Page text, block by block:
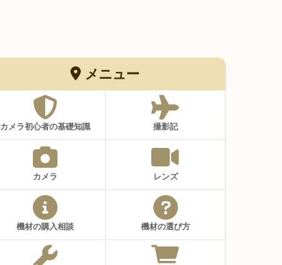
メニュー
カメラ初心者の基礎知識 撮影記
カメラ レンズ
機材の購入相談 機材の選び方